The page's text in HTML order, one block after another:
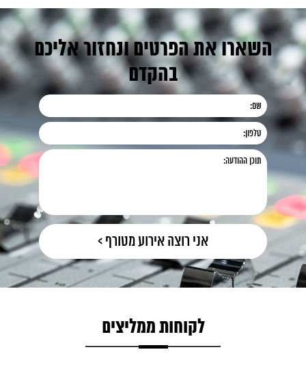
השארו את הפרטים ונחזור אליכם
בהקדם
לקוחות ממליצים